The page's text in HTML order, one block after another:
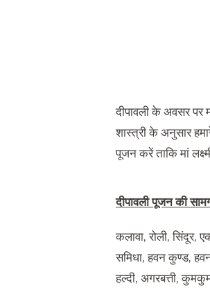
दीपावली के अवसर पर
शास्त्री के अनुसार
पूजन करें ताकि मां
दीपावली पूजन की
कलावा,रोली,सिंदूर,
समिधा,हवन कुण्ड,
हल्दी, अगरबत्ती,